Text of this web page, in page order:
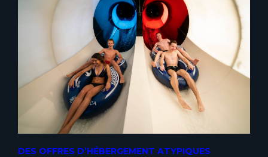
DES OFFRES D’HÉBERGEMENT ATYPIQUES